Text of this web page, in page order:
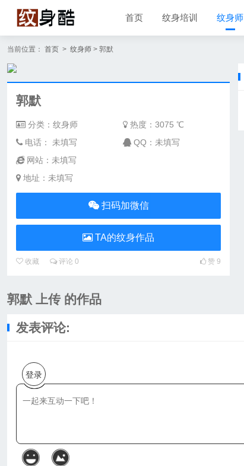
首页 纹身培训 纹身师
当前位置： 首页 > 纹身师 > 郭默
郭默
分类：纹身师 热度： 3075 ℃
电话： 未填写
QQ：未填写
网站：未填写
地址：未填写
扫码加微信
TA的纹身作品
赞9
收藏 评论 0
郭默 上传 的作品
发表评论:
登录